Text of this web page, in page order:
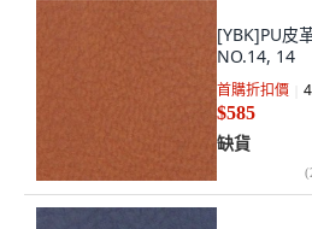
[YBK]PU皮
NO.14, 14
首購折扣價
$585
缺貨
(